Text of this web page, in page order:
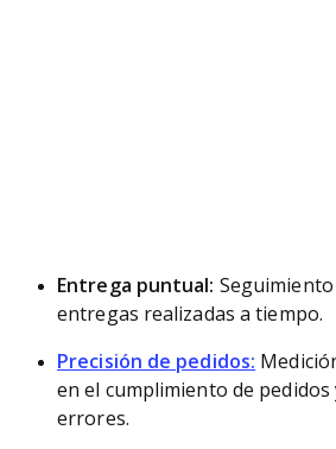
Entrega puntual:
entregas realizadas a tiempo.
Precisión de pedidos:
en el cumplimiento de pedidos
errores.